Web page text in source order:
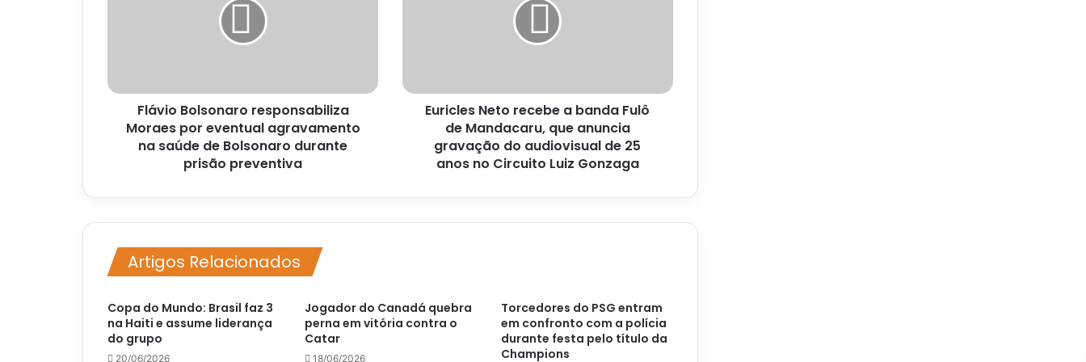
saúde
Bolsonaro
durante
Flávio Bolsonaro responsabiliza
Moraes por eventual agravamento
na saúde de Bolsonaro durante
prisão preventiva
que
anuncia
gravação
audiovisual
no
Euricles Neto recebe a banda Fulô
de Mandacaru, que anuncia
gravação do audiovisual de 25
anos no Circuito Luiz Gonzaga
Artigos Relacionados
Copa do Mundo: Brasil faz 3
na Haiti e assume liderança
do grupo
20/06/2026
Jogador do Canadá quebra
perna em vitória contra o
Catar
18/06/2026
Torcedores do PSG entram
em confronto com a polícia
durante festa pelo título da
Champions